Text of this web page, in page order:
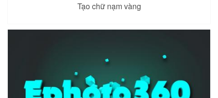
Tạo chữ nạm vàng